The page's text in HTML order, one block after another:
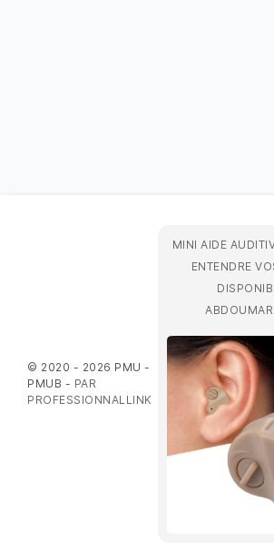
© 2020 - 2026 PMU -
PMUB - PAR
PROFESSIONNALLINK
MINI AIDE
ENTENDRE